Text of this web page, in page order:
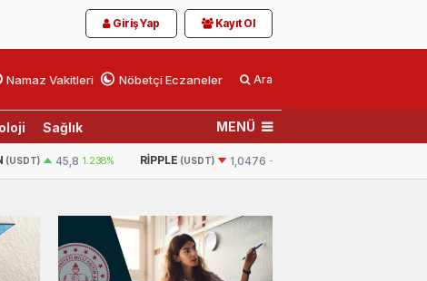
Giriş Yap Kayıt Ol
Namaz Vakitleri Nöbetçi Eczaneler Ara
Sağlık MENÜ
(USDT) 45,8 1.238% RIPPLE (USDT) 1,0476 -1.91%